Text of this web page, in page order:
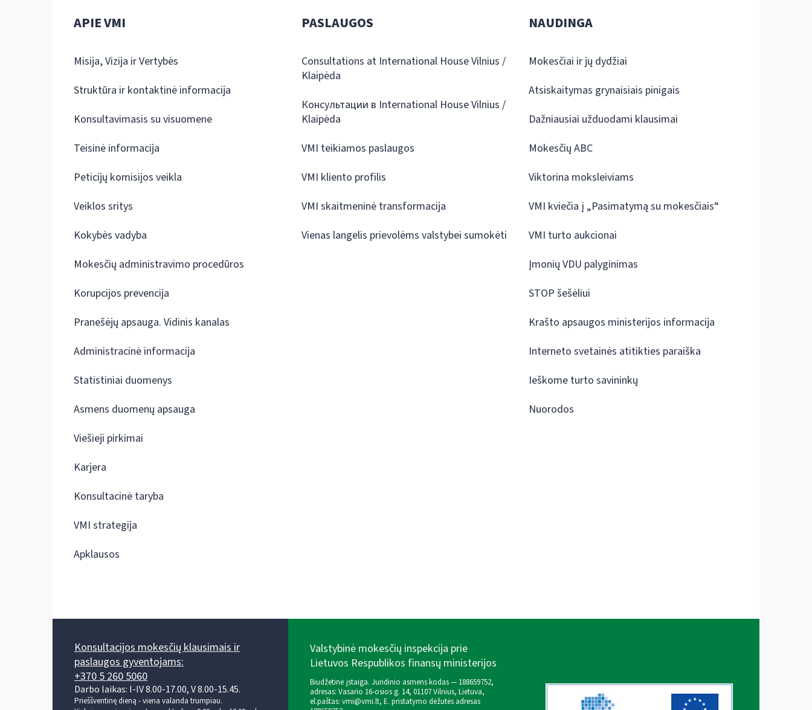
APIE VMI
Misija, Vizija ir Vertybės
Struktūra ir kontaktinė informacija
Konsultavimasis su visuomene
Teisinė informacija
Peticijų komisijos veikla
Veiklos sritys
Kokybės vadyba
Mokesčių administravimo procedūros
Korupcijos prevencija
Pranešėjų apsauga. Vidinis kanalas
Administracinė informacija
Statistiniai duomenys
Asmens duomenų apsauga
Viešieji pirkimai
Karjera
Konsultacinė taryba
VMI strategija
Apklausos
PASLAUGOS
Consultations at International House Vilnius /
Klaipėda
Консультации в International House Vilnius /
Klaipėda
VMI teikiamos paslaugos
VMI kliento profilis
VMI skaitmeninė transformacija
Vienas langelis prievolėms valstybei sumokėti
NAUDINGA
Mokesčiai ir jų dydžiai
Atsiskaitymas grynaisiais pinigais
Dažniausiai užduodami klausimai
Mokesčių ABC
Viktorina moksleiviams
VMI kviečia į „Pasimatymą su mokesčiais“
VMI turto aukcionai
Įmonių VDU palyginimas
STOP šešėliui
Krašto apsaugos ministerijos informacija
Interneto svetainės atitikties paraiška
Ieškome turto savininkų
Nuorodos
Konsultacijos mokesčių klausimais ir
paslaugos gyventojams:
+370 5 260 5060
Darbo laikas: I-IV 8.00-17.00, V 8.00-15.45.
Prieššventinę dieną - viena valanda trumpiau.
Valstybinė mokesčių inspekcija prie
Lietuvos Respublikos finansų ministerijos
Biudžetinė įstaiga. Juridinio asmens kodas — 188659752,
adresas: Vasario 16-osios g. 14, 01107 Vilnius, Lietuva,
el.paštas: vmi@vmi.lt, E. pristatymo dėžutės adresas